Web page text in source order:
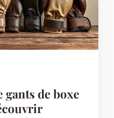
gants de boxe